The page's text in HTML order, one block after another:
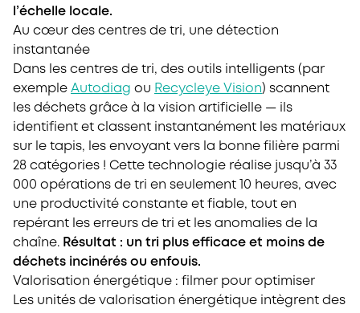
l’échelle locale.
Au cœur des centres de tri, une détection
instantanée
Dans les centres de tri, des outils intelligents (par
exemple Autodiag ou Recycleye Vision) scannent
les déchets grâce à la vision artificielle — ils
identifient et classent instantanément les matériaux
sur le tapis, les envoyant vers la bonne filière parmi
28 catégories ! Cette technologie réalise jusqu’à 33
000 opérations de tri en seulement 10 heures, avec
une productivité constante et fiable, tout en
repérant les erreurs de tri et les anomalies de la
chaîne. Résultat : un tri plus efficace et moins de
déchets incinérés ou enfouis.
Valorisation énergétique : filmer pour optimiser
Les unités de valorisation énergétique intègrent des